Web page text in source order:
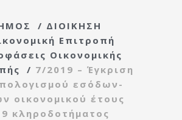
/ ΔΙΟΙΚΗΣΗ
Επιτροπή
Οικονομικής
/ 7/2019 – Έγκριση
εσόδων-
οικονομικού έτους
κληροδοτήματος